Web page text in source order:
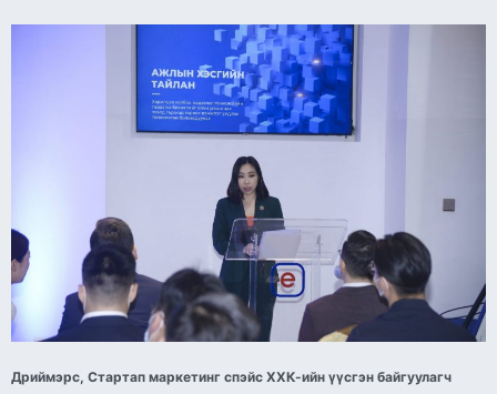
Дриймэрс, Стартап маркетинг спэйс ХХК-ийн үүсгэн байгуулагч